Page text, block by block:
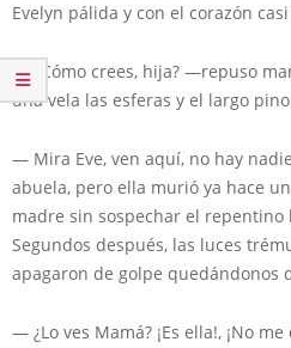
Evelyn pálida y con el corazón
— ¿Cómo crees, hija? —repuso
una vela las esferas y el largo
— Mira Eve, ven aquí, no hay
abuela, pero ella murió ya hace
madre sin sospechar el
Segundos después, las luces
apagaron de golpe quedándonos
— ¿Lo ves Mamá? ¡Es ella!, ¡No